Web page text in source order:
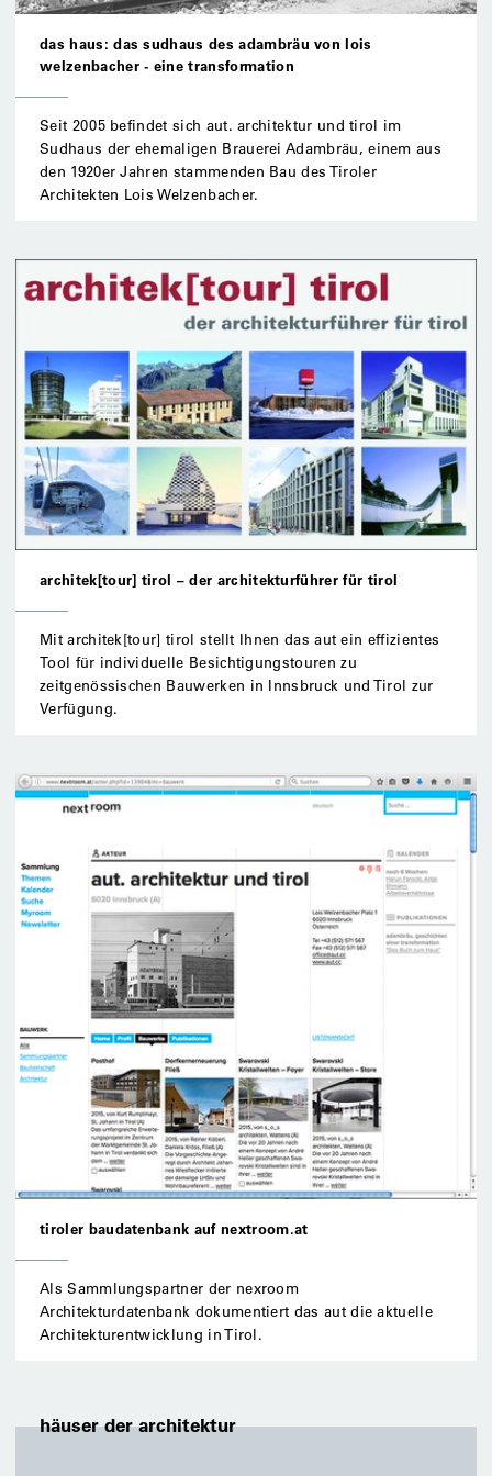
das haus: das sudhaus des adambräu von lois
welzenbacher - eine transformation
Seit 2005 befindet sich aut. architektur und tirol im
Sudhaus der ehemaligen Brauerei Adambräu, einem aus
den 1920er Jahren stammenden Bau des Tiroler
Architekten Lois Welzenbacher.
architek[tour] tirol – der architekturführer für tirol
Mit architek[tour] tirol stellt Ihnen das aut ein effizientes
Tool für individuelle Besichtigungstouren zu
zeitgenössischen Bauwerken in Innsbruck und Tirol zur
Verfügung.
tiroler baudatenbank auf nextroom.at
Als Sammlungspartner der nexroom
Architekturdatenbank dokumentiert das aut die aktuelle
Architekturentwicklung in Tirol.
häuser der architektur